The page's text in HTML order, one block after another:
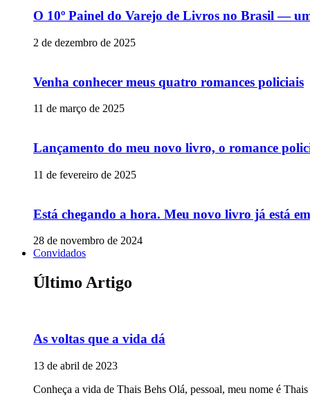
O 10º Painel do Varejo de Livros no Brasil —
2 de dezembro de 2025
Venha conhecer meus quatro romances policiais
11 de março de 2025
Lançamento do meu novo livro, o romance
11 de fevereiro de 2025
Está chegando a hora. Meu novo livro já está
28 de novembro de 2024
Convidados
Último Artigo
As voltas que a vida dá
13 de abril de 2023
Conheça a vida de Thais Behs Olá, pessoal, meu nome é